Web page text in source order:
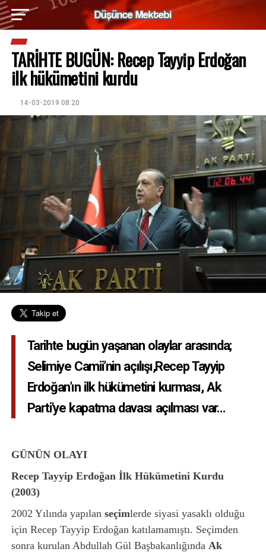
TARİHTE BUGÜN: Recep Tayyip Erdoğan
ilk hükümetini kurdu
14-03-2019 08:20
Tarihte bugün yaşanan olaylar arasında;
Selimiye Camii’nin açılışı,Recep Tayyip
Erdoğan’ın ilk hükümetini kurması, Ak
Parti'ye kapatma davası açılması var…
GÜNÜN OLAYI
Recep Tayyip Erdoğanİlk Hükümetini Kurdu
(2003)
2002 Yılında yapılan seçimlerde siyasi yasaklı olduğu
için Recep Tayyip Erdoğan katılamamıştı. Seçimden
sonra kurulan Abdullah Gül Başbakanlığında Ak